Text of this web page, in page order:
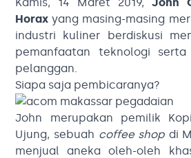
Horaxyang masing-masing
industri kuliner berdiskusi
pemanfaatan teknologi
pelanggan.
Siapa saja pembicaranya?
John merupakan pemilik
Ujung, sebuah coffee shop di
menjual aneka oleh-oleh